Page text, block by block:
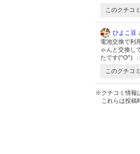
このクチコ
ひよこ豆
電池交換で利
ゃんと交換し
たです(^O^)
このクチコ
※クチコミ情報
これらは投稿